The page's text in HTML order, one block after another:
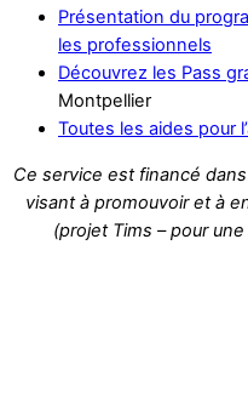
Présentation du
les professionnels
Découvrez les Pass
Montpellier
Toutes les aides pour
Ce service est financé
visant à promouvoir et à
(projet Tims – pour